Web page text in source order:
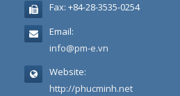
Fax: +84-28-3535-0254
Email:
info@pm-e.vn
Website:
http://phucminh.net